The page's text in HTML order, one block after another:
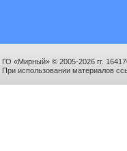
ГО «Мирный» © 2005-2026 гг.
При использовании материалов